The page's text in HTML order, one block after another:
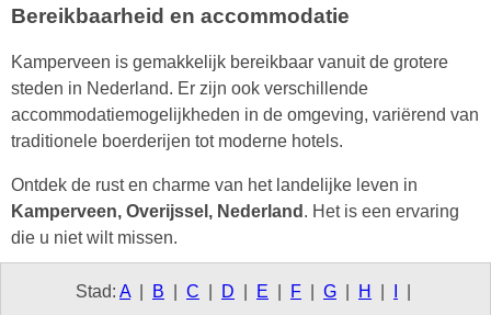
Bereikbaarheid en accommodatie
Kamperveen is gemakkelijk bereikbaar vanuit de grotere
steden in Nederland. Er zijn ook verschillende
accommodatiemogelijkheden in de omgeving, variërend van
traditionele boerderijen tot moderne hotels.
Ontdek de rust en charme van het landelijke leven in
Kamperveen, Overijssel, Nederland . Het is een ervaring
die u niet wilt missen.
Stad: A B C D E F G H